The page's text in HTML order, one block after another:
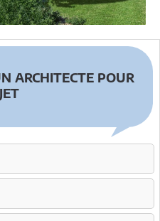
ARCHITECTE POUR